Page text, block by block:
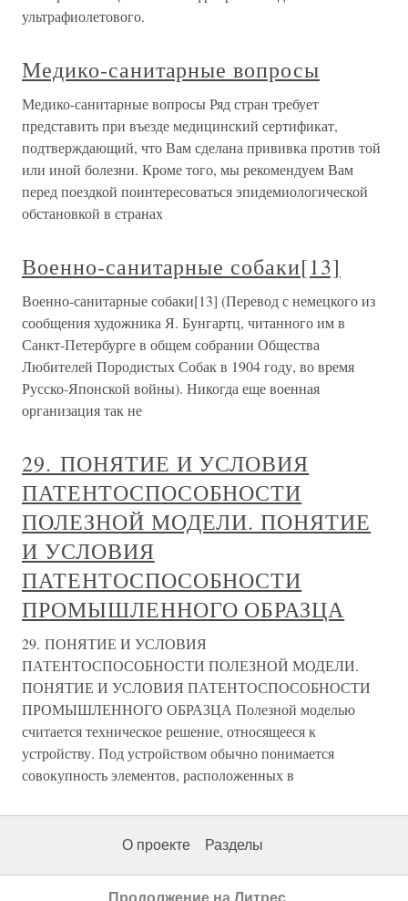
ультрафиолетового.
Медико-санитарные вопросы
Медико-санитарные вопросы Ряд стран требует
представить при въезде медицинский сертификат,
подтверждающий, что Вам сделана прививка против той
или иной болезни. Кроме того, мы рекомендуем Вам
перед поездкой поинтересоваться эпидемиологической
обстановкой в странах
Военно-санитарные собаки[13]
Военно-санитарные собаки[13] (Перевод с немецкого из
сообщения художника Я. Бунгартц, читанного им в
Санкт-Петербурге в общем собрании Общества
Любителей Породистых Собак в 1904 году, во время
Русско-Японской войны). Никогда еще военная
организация так не
29. ПОНЯТИЕ И УСЛОВИЯ
ПАТЕНТОСПОСОБНОСТИ
ПОЛЕЗНОЙ МОДЕЛИ. ПОНЯТИЕ
И УСЛОВИЯ
ПАТЕНТОСПОСОБНОСТИ
ПРОМЫШЛЕННОГО ОБРАЗЦА
29. ПОНЯТИЕ И УСЛОВИЯ
ПАТЕНТОСПОСОБНОСТИ ПОЛЕЗНОЙ МОДЕЛИ.
ПОНЯТИЕ И УСЛОВИЯ ПАТЕНТОСПОСОБНОСТИ
ПРОМЫШЛЕННОГО ОБРАЗЦА Полезной моделью
считается техническое решение, относящееся к
устройству. Под устройством обычно понимается
совокупность элементов, расположенных в
О проекте Разделы
Продолжение на Литрес